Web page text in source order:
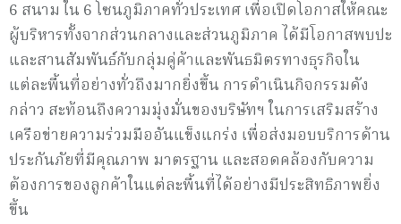
6 สนาม ใน 6 โซนภูมิภาคทั่วประเทศ เพื่อเปิดโอกาสให้คณะ
ผู้บริหารทั้งจากส่วนกลางและส่วนภูมิภาค ได้มีโอกาสพบปะ
และสานสัมพันธ์กับกลุ่มคู่ค้าและพันธมิตรทางธุรกิจใน
แต่ละพื้นที่อย่างทั่วถึงมากยิ่งขึ้น การดำเนินกิจกรรมดัง
กล่าว สะท้อนถึงความมุ่งมั่นของบริษัทฯ ในการเสริมสร้าง
เครือข่ายความร่วมมืออันแข็งแกร่ง เพื่อส่งมอบบริการด้าน
ประกันภัยที่มีคุณภาพ มาตรฐาน และสอดคล้องกับความ
ต้องการของลูกค้าในแต่ละพื้นที่ได้อย่างมีประสิทธิภาพยิ่ง
ขึ้น